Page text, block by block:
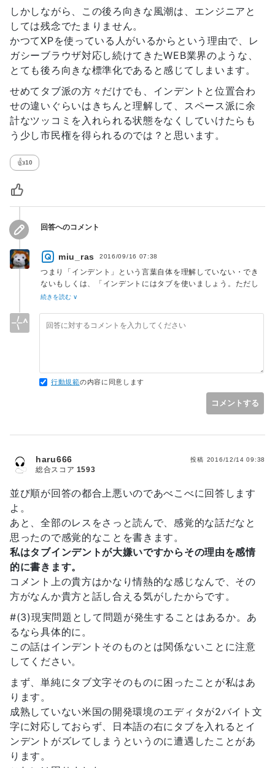
しかしながら、この後ろ向きな風潮は、エンジニアと
しては残念でたまりません。
かつてXPを使っている人がいるからという理由で、レ
ガシーブラウザ対応し続けてきたWEB業界のような、
とても後ろ向きな標準化であると感じてしまいます。
せめてタブ派の方々だけでも、インデントと位置合わ
せの違いぐらいはきちんと理解して、スペース派に余
計なツッコミを入れられる状態をなくしていけたらも
う少し市民権を得られるのでは？と思います。
👍10
回答へのコメント
miu_ras 2016/09/16 07:38
つまり「インデント」という言葉自体を理解していない・でき
ないもしくは、「インデントにはタブを使いましょう。ただし
インデント以外には使わないでください」といっても文の意味
かなり本質をとらえていると感じました。ありがとうございま
した
続きを読む ∨
行動規範の内容に同意します
コメントする
並び順が回答の都合上悪いのであべこべに回答します
よ。
あと、全部のレスをさっと読んで、感覚的な話だなと
思ったので感覚的なことを書きます。
私はタブインデントが大嫌いですからその理由を感情
的に書きます。
コメント上の貴方はかなり情熱的な感じなんで、その
方がなんか貴方と話し合える気がしたからです。
#(3)現実問題として問題が発生することはあるか。あ
るなら具体的に。
この話はインデントそのものとは関係ないことに注意
してください。
まず、単純にタブ文字そのものに困ったことが私はあ
ります。
成熟していない米国の開発環境のエディタが2バイト文
字に対応しておらず、日本語の右にタブを入れるとイ
ンデントがズレてしまうというのに遭遇したことがあ
ります。
投稿 2016/12/14 09:38
haru666
総合スコア 1593